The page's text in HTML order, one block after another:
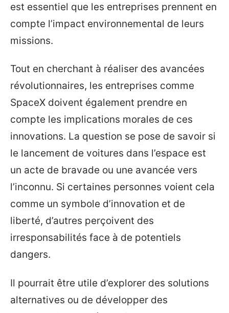
est essentiel que les entreprises prennent en
compte l’impact environnemental de leurs
missions.
Tout en cherchant à réaliser des avancées
révolutionnaires, les entreprises comme
SpaceX doivent également prendre en
compte les implications morales de ces
innovations. La question se pose de savoir si
le lancement de voitures dans l’espace est
un acte de bravade ou une avancée vers
l’inconnu. Si certaines personnes voient cela
comme un symbole d’innovation et de
liberté, d’autres perçoivent des
irresponsabilités face à de potentiels
dangers.
Il pourrait être utile d’explorer des solutions
alternatives ou de développer des